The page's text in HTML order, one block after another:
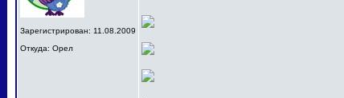
Зарегистрирован: 11.08.2009
Откуда: Орел